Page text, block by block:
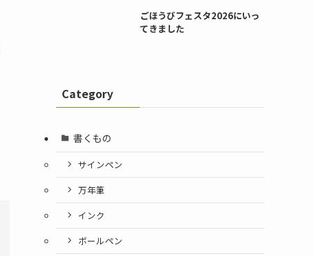
ごほうびフェスタ2026にいっ
てきました
Category
書くもの
サインペン
万年筆
インク
ボールペン